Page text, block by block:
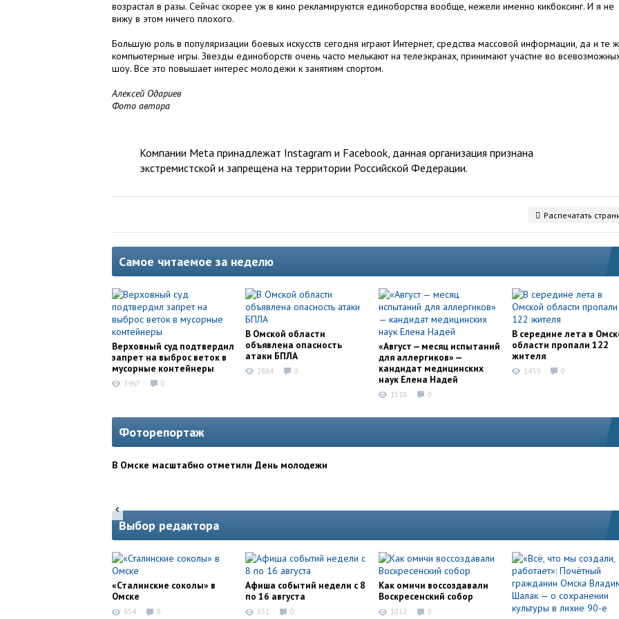
возрастал в разы. Сейчас скорее уж в кино рекламируются единоборства вообще, нежели именно кикбоксинг. И я не
вижу в этом ничего плохого.
Большую роль в популяризации боевых искусств сегодня играют Интернет, средства массовой информации, да и те
компьютерные игры. Звезды единоборств очень часто мелькают на телеэкранах, принимают участие во
шоу. Все это повышает интерес молодежи к занятиям спортом.
Алексей Одариев
Фото автора
Компании Meta принадлежат Instagram и Facebook, данная организация признана
экстремистской и запрещена на территории Российской Федерации.
Распечатать
Самое читаемое за неделю
Верховный суд подтвердил
запрет на выброс веток в
мусорные контейнеры
3967 0
В Омской области
объявлена опасность
атаки БПЛА
2884 0
«Август — месяц испытаний
для аллергиков» —
кандидат медицинских
наук Елена Надей
1518 0
В середине лета в
области пропали 122
жителя
1439 0
Фоторепортаж
В Омске масштабно отметили День молодежи
Выбор редактора
«Сталинские соколы» в
Омске
654 0
Афиша событий недели с 8
по 16 августа
631 0
Как омичи воссоздавали
Воскресенский собор
1012 0